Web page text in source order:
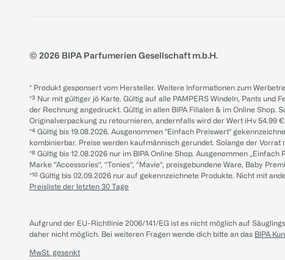
© 2026 BIPA Parfumerien Gesellschaft m.b.H.
* Produkt gesponsert vom Hersteller. Weitere Informationen zum
*³ Nur mit gültiger jö Karte. Gültig auf alle PAMPERS Windeln, Pants
der Rechnung angedruckt. Gültig in allen BIPA Filialen & im Online
Originalverpackung zu retournieren, andernfalls wird der Wert iHv 54.99
*⁴ Gültig bis 19.08.2026. Ausgenommen "Einfach Preiswert"
kombinierbar. Preise werden kaufmännisch gerundet. Solange der Vorrat
*⁸ Gültig bis 12.08.2026 nur im BIPA Online Shop. Ausgenommen
Marke “Accessories“, “Tonies“, “Mavie“, preisgebundene Ware, Baby
*¹⁰ Gültig bis 02.09.2026 nur auf gekennzeichnete Produkte. Nicht mit
Preisliste der letzten 30 Tage
Aufgrund der EU-Richtlinie 2006/141/EG ist es nicht möglich auf
daher nicht möglich. Bei weiteren Fragen wende dich bitte an das BIPA
MwSt. gesenkt